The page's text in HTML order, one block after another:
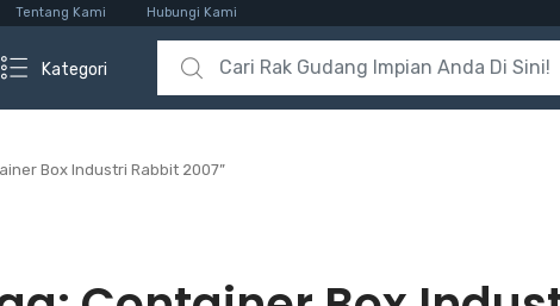
Tentang Kami Hubungi Kami
Kategori
Search for:
Box Industri Rabbit 2007”